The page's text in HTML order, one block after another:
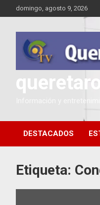
al
domingo, agosto 9, 2026
Información y
DESTACADOS
Etiqueta: